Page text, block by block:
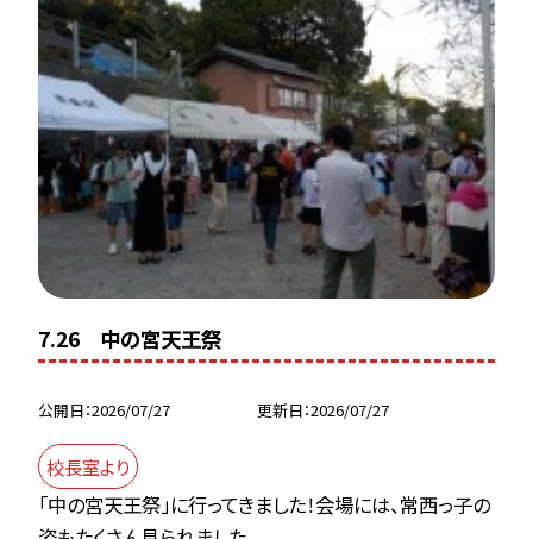
7.26 中の宮天王祭
公開日 2026/07/27 更新日 2026/07/27
校長室より
「中の宮天王祭」に行ってきました！会場には、常西っ子の